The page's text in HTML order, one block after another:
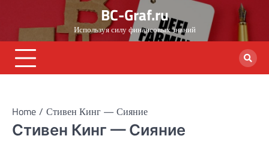
content
BC-Graf.ru
Используя силу финансовых знаний
Home Стивен Кинг — Сияние
Стивен Кинг — Сияние